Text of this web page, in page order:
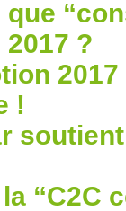
que
?
!
“C2C